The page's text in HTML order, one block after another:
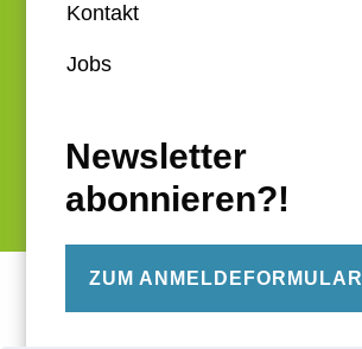
Kontakt
Jobs
Newsletter
abonnieren?!
ZUM ANMELDEFORMULAR